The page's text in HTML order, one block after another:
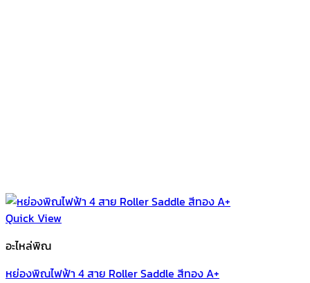
Quick View
อะไหล่พิณ
หย่องพิณไฟฟ้า 4 สาย Roller Saddle สีทอง A+